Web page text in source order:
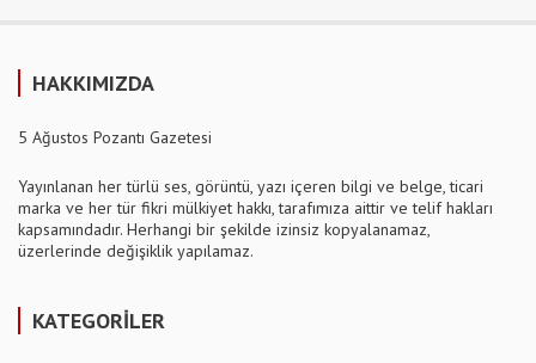
HAKKIMIZDA
5 Ağustos Pozantı Gazetesi
Yayınlanan her türlü ses, görüntü, yazı içeren bilgi ve belge, ticari
marka ve her tür fikri mülkiyet hakkı, tarafımıza aittir ve telif hakları
kapsamındadır. Herhangi bir şekilde izinsiz kopyalanamaz,
üzerlerinde değişiklik yapılamaz.
KATEGORİLER